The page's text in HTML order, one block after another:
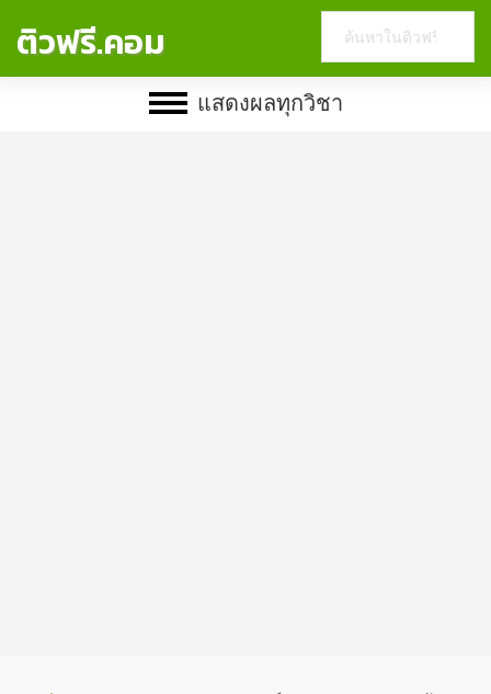
ติวฟรี.คอม
website
แสดงผลทุกวิชา